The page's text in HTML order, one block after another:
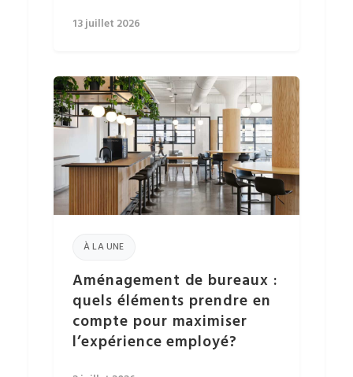
13 juillet 2026
À LA UNE
Aménagement de bureaux :
quels éléments prendre en
compte pour maximiser
l’expérience employé?